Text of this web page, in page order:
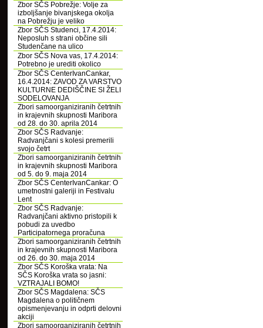
Zbor SČS Pobrežje: Volje za
izboljšanje bivanjskega okolja
na Pobrežju je veliko
Zbor SČS Studenci, 17.4.2014:
Neposluh s strani občine sili
Studenčane na ulico
Zbor SČS Nova vas, 17.4.2014:
Potrebno je urediti okolico
Zbor SČS CenterIvanCankar,
16.4.2014: ZAVOD ZA VARSTVO
KULTURNE DEDIŠČINE SI ŽELI
SODELOVANJA
Zbori samoorganiziranih četrtnih
in krajevnih skupnosti Maribora
od 28. do 30. aprila 2014
Zbor SČS Radvanje:
Radvanjčani s kolesi premerili
svojo četrt
Zbori samoorganiziranih četrtnih
in krajevnih skupnosti Maribora
od 5. do 9. maja 2014
Zbor SČS CenterIvanCankar: O
umetnostni galeriji in Festivalu
Lent
Zbor SČS Radvanje:
Radvanjčani aktivno pristopili k
pobudi za uvedbo
Participatornega proračuna
Zbori samoorganiziranih četrtnih
in krajevnih skupnosti Maribora
od 26. do 30. maja 2014
Zbor SČS Koroška vrata: Na
SČS Koroška vrata so jasni:
VZTRAJALI BOMO!
Zbor SČS Magdalena: SČS
Magdalena o političnem
opismenjevanju in odprti delovni
akciji
Zbori samoorganiziranih četrtnih